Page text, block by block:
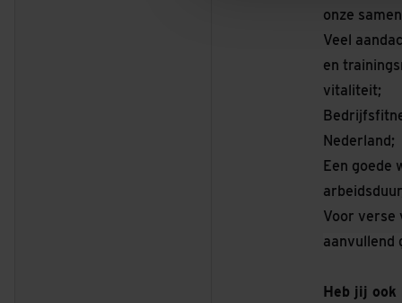
onze
Veel
en
vitaliteit;
Nederland;
Een goede
Voor verse
aanvullend
Heb jij